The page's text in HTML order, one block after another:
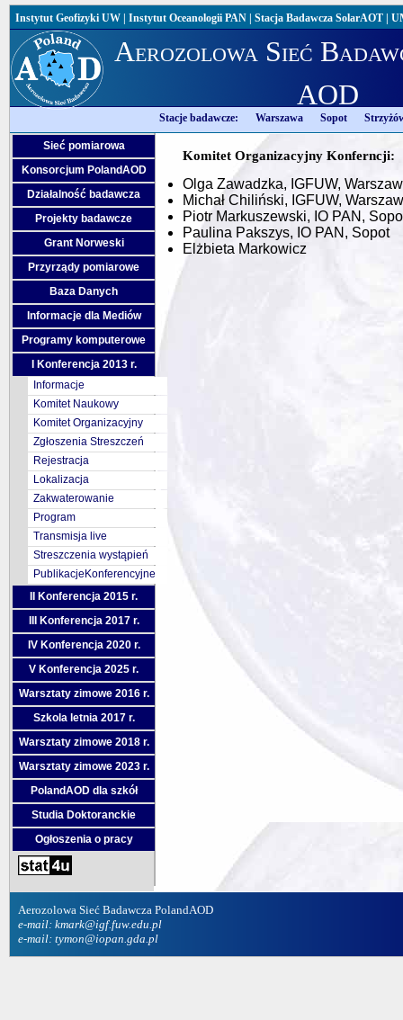
Instytut Geofizyki UW | Instytut Oceanologii PAN | Stacja Badawcza SolarAOT |
Aerozolowa Sieć
AOD
Stacje badawcze: Warszawa Sopot
Sieć pomiarowa
Konsorcjum PolandAOD
Działalność badawcza
Projekty badawcze
Grant Norweski
Przyrządy pomiarowe
Baza Danych
Informacje dla Mediów
Programy komputerowe
I Konferencja 2013 r.
Informacje
Komitet Naukowy
Komitet Organizacyjny
Zgłoszenia Streszczeń
Rejestracja
Lokalizacja
Zakwaterowanie
Program
Transmisja live
Streszczenia wystąpień
PublikacjeKonferencyjne
II Konferencja 2015 r.
III Konferencja 2017 r.
IV Konferencja 2020 r.
V Konferencja 2025 r.
Warsztaty zimowe 2016 r.
Szkola letnia 2017 r.
Warsztaty zimowe 2018 r.
Warsztaty zimowe 2023 r.
PolandAOD dla szkół
Studia Doktoranckie
Ogłoszenia o pracy
Komitet Organizacyjny Konferncji:
Olga Zawadzka, IGFUW,
Michał Chiliński, IGFUW,
Piotr Markuszewski, IO PAN,
Paulina Pakszys, IO PAN, Sopot
Elżbieta Markowicz
Aerozolowa Sieć Badawcza PolandAOD
e-mail: kmark@igf.fuw.edu.pl
e-mail: tymon@iopan.gda.pl